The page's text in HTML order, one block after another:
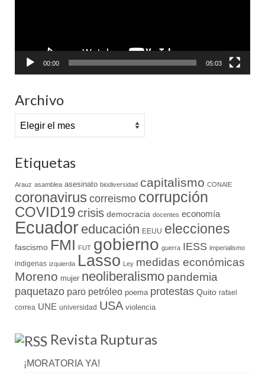
00:00 05:03
Archivo
Etiquetas
Arauz asamblea asesinato biodiversidad capitalismo CONAIE
coronavirus correismo corrupción
COVID19crisis democracia docentes economía
Ecuador educación EEUU elecciones
fascismo FMI FUT gobierno guerra IESS imperialismo
indigenas izquierda Lasso Ley medidas económicas
Moreno mujer neoliberalismo pandemia
paquetazo paro petróleo poema protestas Quito rafael
correa UNE universidad USA violencia
Revista Rupturas
¡MORATORIA YA!